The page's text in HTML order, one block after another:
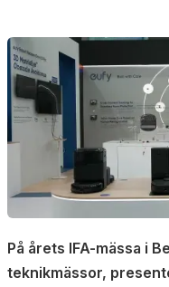
På årets IFA-mässa i
teknikmässor,